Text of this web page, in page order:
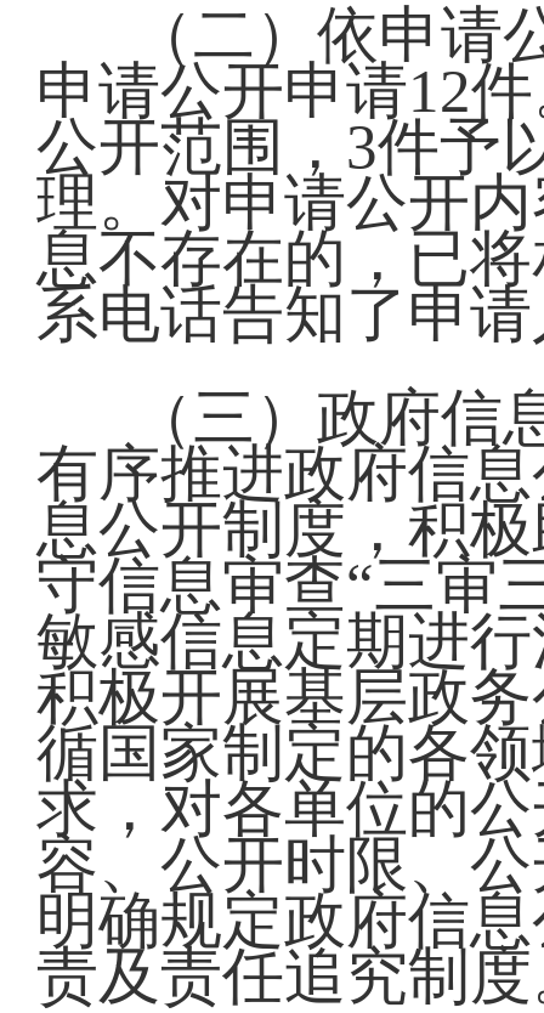
（二）依申
申请公开申请12
公开范围，3件予
理。对申请公开
息不存在的，已
系电话告知了申
（三）政府
有序推进政府信
息公开制度，积
守信息审查“三审
敏感信息定期进
积极开展基层政
循国家制定的各
求，对各单位的
容、公开时限、
明确规定政府信
责及责任追究制